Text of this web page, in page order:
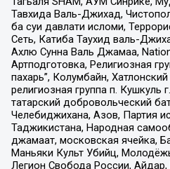
Тавхида Валь-Джихад,
ба суи давлати исломи,
Сеть, Катиба Таухид валь-
Ахлю Сунна Валь Джамаа,
Артподготовка, Религиозная
пахарь”, Колумбайн,
религиозная группа п. Кушкуль
татарский добровольческий
Челебиджихана, Азов, Партия
Таджикистана, Народная
джамаат, московская ячейка,
Маньяки Культ Убийц,
Легион Свобода России,